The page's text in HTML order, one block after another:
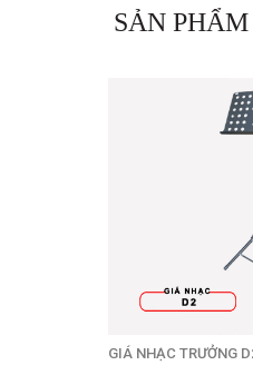
SẢN
GIÁ NHẠC TRƯỞNG